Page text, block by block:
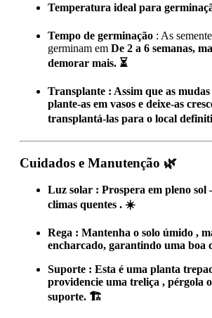
Temperatura ideal para
Tempo de germinação : As
germinam em De 2 a 6 semanas,
demorar mais. ⏳
Transplante : Assim que as
plante-as em vasos e deixe-as
transplantá-las para o local
Cuidados e Manutenção 🌿
Luz solar : Prospera em pleno sol
climas quentes . ☀️
Rega : Mantenha o solo úmido ,
encharcado, garantindo uma boa
Suporte : Esta é uma planta
providencie uma treliça , pérgola
suporte. 🏗️